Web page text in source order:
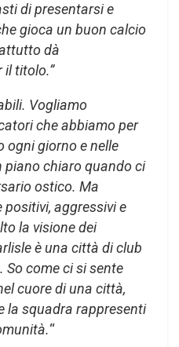
di presentarsi e
gioca un buon calcio
dà
titolo.”
Vogliamo
che abbiamo per
ogni giorno e nelle
piano chiaro quando ci
ostico. Ma
positivi, aggressivi e
la visione dei
è una città di club
come ci si sente
cuore di una città,
la squadra rappresenti
“